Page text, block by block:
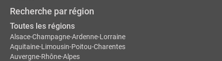
Recherche par région
Toutes les régions
Alsace-Champagne-Ardenne-Lorraine
Aquitaine-Limousin-Poitou-Charentes
Auvergne-Rhône-Alpes